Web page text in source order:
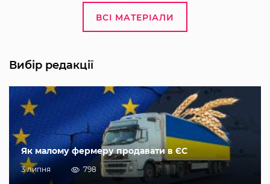
ВСІ МАТЕРІАЛИ
Вибір редакції
Як малому фермеру продавати в ЄС
3 липня 798